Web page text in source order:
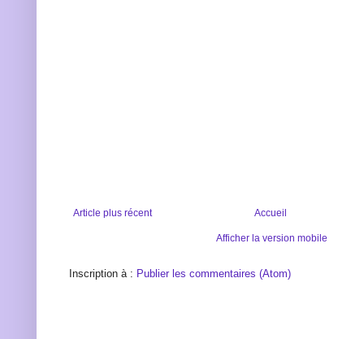
Article plus récent Accueil
Afficher la version mobile
Inscription à : Publier les commentaires (Atom)